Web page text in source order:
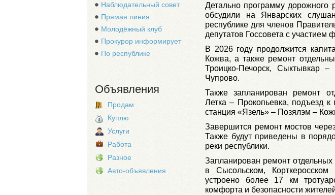
Наблюдательный совет
Прямая линия
Молодёжный клуб
Прокурор информирует
По республике
Объявления
Продам
Куплю
Услуги
Работа
Разное
Авто-объявления
Детально программу дорожного
обсудили на Январских
республике для членов
депутатов Госсовета с участием
В 2026 году продолжится
Кожва, а также ремонт
Троицко-Печорск, Сыктывкар
Чупрово.
Также запланирован ремонт
Летка – Прокопьевка, подъезд
станция «Язель» – Позялэм –
Завершится ремонт мостов
Также будут приведены в
реки республики.
Запланирован ремонт отдельных
в Сысольском,
устроено более 17 км
комфорта и безопасности